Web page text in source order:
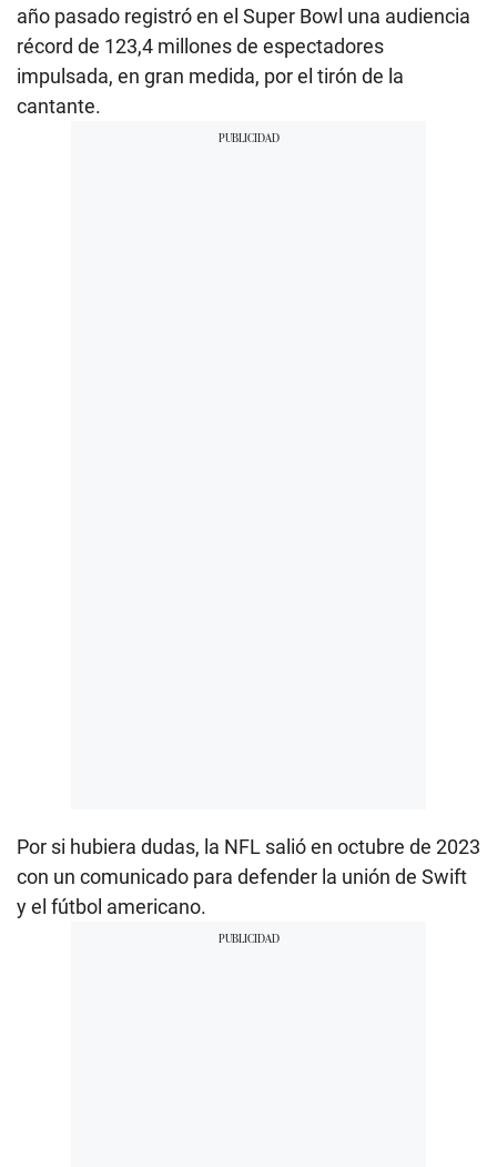
año pasado registró en el Super Bowl una audiencia
récord de 123,4 millones de espectadores
impulsada, en gran medida, por el tirón de la
cantante.
Por si hubiera dudas, la NFL salió en octubre de 2023
con un comunicado para defender la unión de Swift
y el fútbol americano.